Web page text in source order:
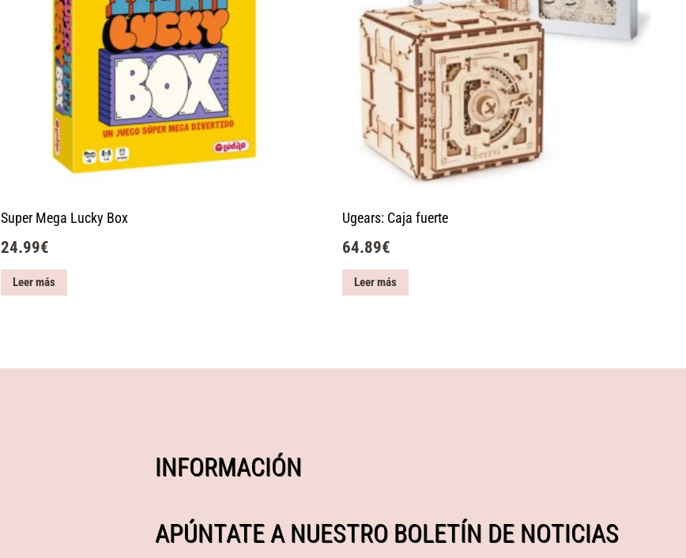
Super Mega Lucky Box
24.99€
Leer más
Ugears: Caja fuerte
64.89€
Leer más
INFORMACIÓN
APÚNTATE A NUESTRO BOLETÍN DE NOTICIAS